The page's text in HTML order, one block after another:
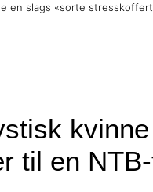
en slags «sorte
til en